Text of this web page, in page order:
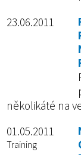
23.06.2011
několikáté na
01.05.2011
Training